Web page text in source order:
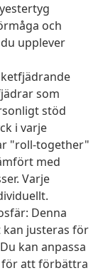
och
upplever
som
stöd
i varje
"roll-together"
med
Varje
Denna
kan justeras för
kan anpassa
för att förbättra